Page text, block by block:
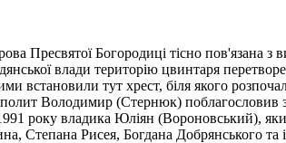
Пресвятої Богородиці тісно пов'язана
влади територію цвинтаря
встановили тут хрест, біля якого
Володимир (Стернюк) поблагословив
року владика Юліян (Вороновський),
Степана Рисея, Богдана Добрянського